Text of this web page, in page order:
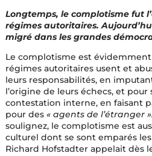
Longtemps, le complotisme fut
régimes autoritaires.
migré dans les grandes
Le complotisme est
régimes autoritaires usent et
leurs responsabilités, en
l’origine de leurs échecs, et
contestation interne, en faisant
pour des « agents de l’étranger ».
soulignez, le complotisme est
culturel dont se sont emparés
Richard Hofstadter appelait dès